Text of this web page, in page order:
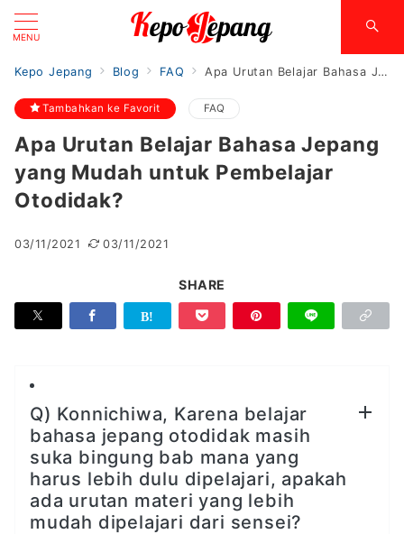
MENU
Kepo Jepang Blog FAQ Apa Urutan Belajar Bahasa Jepang yang Mudah untuk Pembelajar Otodidak?
Tambahkan ke Favorit FAQ
Apa Urutan Belajar Bahasa Jepang
yang Mudah untuk Pembelajar
Otodidak?
03/11/2021 03/11/2021
SHARE
Q) Konnichiwa, Karena belajar
bahasa jepang otodidak masih
suka bingung bab mana yang
harus lebih dulu dipelajari, apakah
ada urutan materi yang lebih
mudah dipelajari dari sensei?